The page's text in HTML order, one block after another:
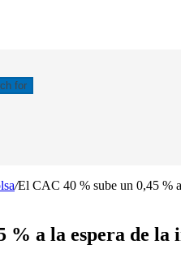
for
/El CAC 40 % sube un 0,45 %
% a la espera de